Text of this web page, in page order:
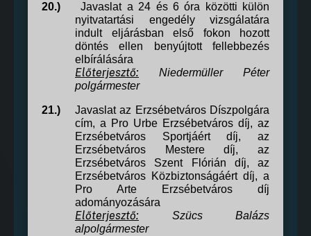
20.)
Javaslat a 24 és 6 óra közötti külön
nyitvatartási engedély vizsgálatára
indult eljárásban első fokon hozott
döntés ellen benyújtott fellebbezés
elbírálására
Előterjesztő:
Niedermüller Péter
polgármester
21.)
Javaslat az Erzsébetváros Díszpolgára
cím, a Pro Urbe Erzsébetváros díj, az
Erzsébetváros Sportjáért díj,
az
Erzsébetváros Mestere díj,
az
Erzsébetváros Szent Flórián díj,
az
Erzsébetváros Közbiztonságáért díj, a
Pro Arte Erzsébetváros díj
adományozására
Előterjesztő:
Szücs Balázs
alpolgármester